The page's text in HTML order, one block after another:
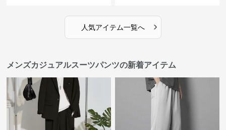
人気アイテム一覧へ ›
メンズカジュアルスーツパンツの新着アイテム